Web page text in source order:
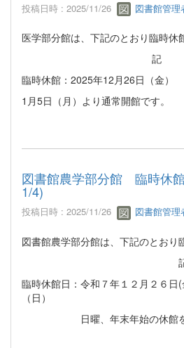
投稿日時 : 2025/11/26 図書館管理
医学部分館は、下記のとおり臨時休
記
臨時休館：2025年12月26日（金）
1月5日（月）より通常開館です。
図書館農学部分館 臨時休
1/4)
投稿日時 : 2025/11/26 図書館管理
図書館農学部分館は、下記のとおり
臨時休館日：令和７年１２月２６日
（日）
日曜、年末年始の休館を含